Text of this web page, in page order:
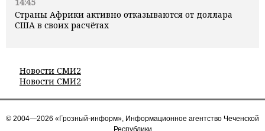
Страны Африки активно отказываются от доллара
США в своих расчётах
Новости СМИ2
Новости СМИ2
© 2004—2026 «Грозный-информ», Информационное агентство Чеченской
Республики